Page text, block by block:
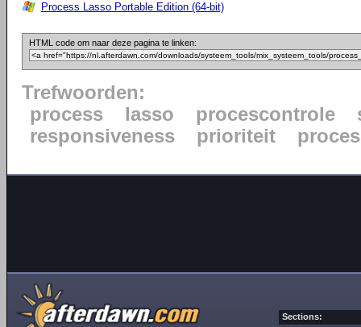
Process Lasso Portable Edition (64-bit)
HTML code om naar deze pagina te linken:
Trefwoorden:
process
lasso procescontrole
responsiveness
prioriteit
Sections: